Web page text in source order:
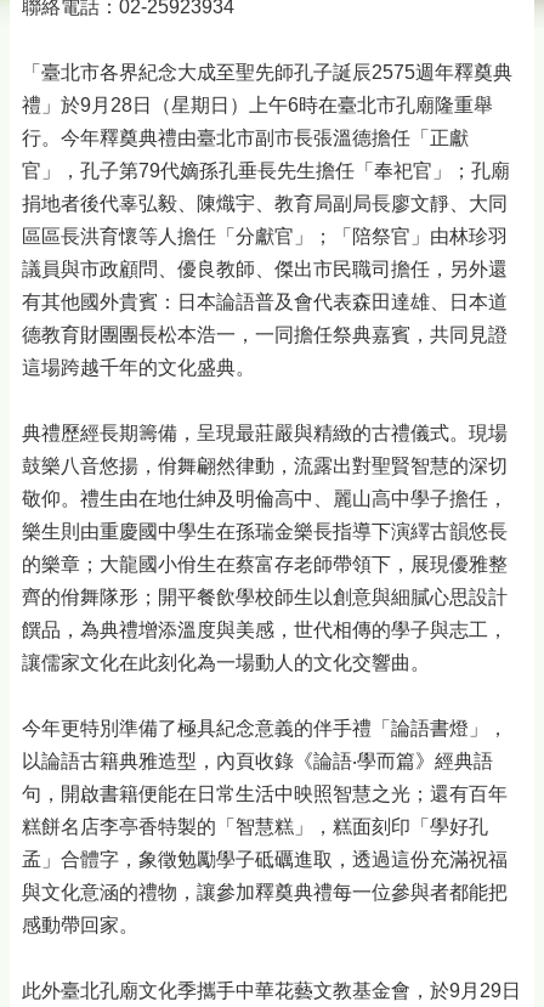
聯絡電話：02-25923934
「臺北市各界紀念大成至聖先師孔子誕辰2575週年釋奠典
禮」於9月28日（星期日）上午6時在臺北市孔廟隆重舉
行。今年釋奠典禮由臺北市副市長張溫德擔任「正獻
官」，孔子第79代嫡孫孔垂長先生擔任「奉祀官」；孔廟
捐地者後代辜弘毅、陳熾宇、教育局副局長廖文靜、大同
區區長洪育懷等人擔任「分獻官」；「陪祭官」由林珍羽
議員與市政顧問、優良教師、傑出市民職司擔任，另外還
有其他國外貴賓：日本論語普及會代表森田達雄、日本道
德教育財團團長松本浩一，一同擔任祭典嘉賓，共同見證
這場跨越千年的文化盛典。
典禮歷經長期籌備，呈現最莊嚴與精緻的古禮儀式。現場
鼓樂八音悠揚，佾舞翩然律動，流露出對聖賢智慧的深切
敬仰。禮生由在地仕紳及明倫高中、麗山高中學子擔任，
樂生則由重慶國中學生在孫瑞金樂長指導下演繹古韻悠長
的樂章；大龍國小佾生在蔡富存老師帶領下，展現優雅整
齊的佾舞隊形；開平餐飲學校師生以創意與細膩心思設計
饌品，為典禮增添溫度與美感，世代相傳的學子與志工，
讓儒家文化在此刻化為一場動人的文化交響曲。
今年更特別準備了極具紀念意義的伴手禮「論語書燈」，
以論語古籍典雅造型，內頁收錄《論語‧學而篇》經典語
句，開啟書籍便能在日常生活中映照智慧之光；還有百年
糕餅名店李亭香特製的「智慧糕」，糕面刻印「學好孔
孟」合體字，象徵勉勵學子砥礪進取，透過這份充滿祝福
與文化意涵的禮物，讓參加釋奠典禮每一位參與者都能把
感動帶回家。
此外臺北孔廟文化季攜手中華花藝文教基金會，於9月29日